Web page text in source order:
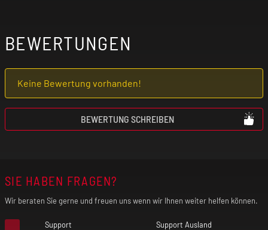
BEWERTUNGEN
Keine Bewertung vorhanden!
BEWERTUNG SCHREIBEN
SIE HABEN FRAGEN?
Wir beraten Sie gerne und freuen uns wenn wir Ihnen weiter helfen können.
Support
Support Ausland